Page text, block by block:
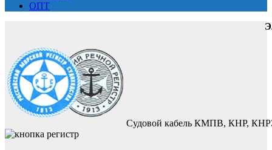
ОПТ
Судовой кабель КМПВ, КНР,